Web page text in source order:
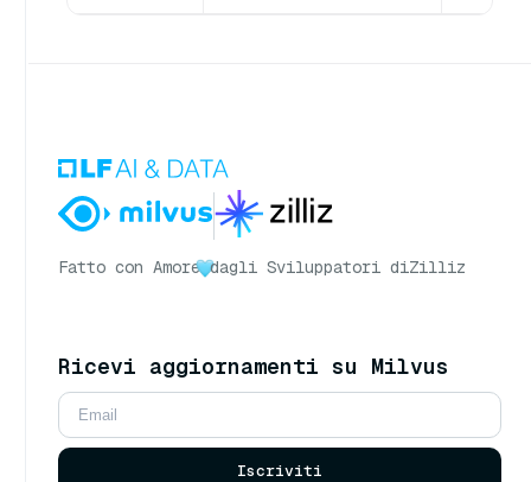
Fatto con Amore dagli Sviluppatori diZilliz
Ricevi aggiornamenti su Milvus
Iscriviti